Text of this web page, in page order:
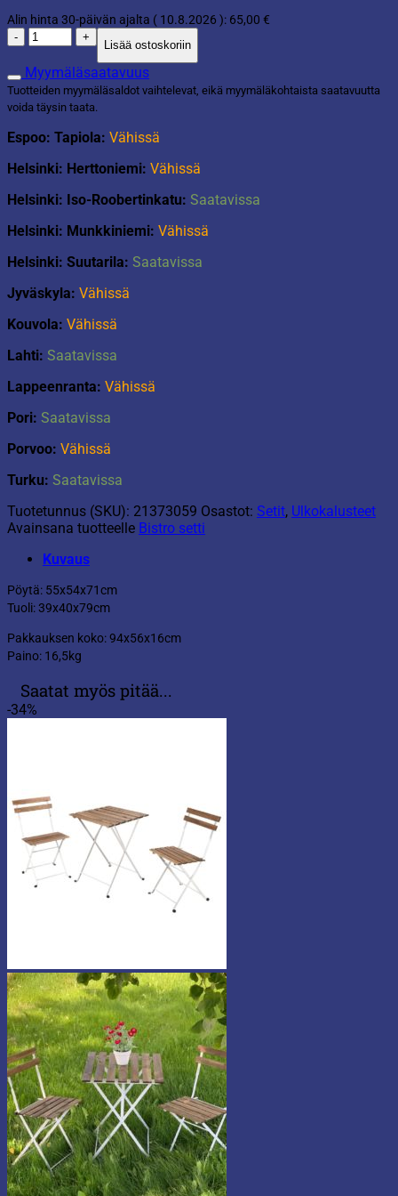
Alin hinta 30-päivän ajalta ( 10.8.2026 ): 65,00 €
Puutarhakaluste
bistrosetti
määrä
Lisää ostoskoriin
Myymäläsaatavuus
Tuotteiden myymäläsaldot vaihtelevat, eikä myymäläkohtaista saatavuutta
voida täysin taata.
Espoo: Tapiola: Vähissä
Helsinki: Herttoniemi: Vähissä
Helsinki: Iso-Roobertinkatu: Saatavissa
Helsinki: Munkkiniemi: Vähissä
Helsinki: Suutarila: Saatavissa
Jyväskyla: Vähissä
Kouvola: Vähissä
Lahti: Saatavissa
Lappeenranta: Vähissä
Pori: Saatavissa
Porvoo: Vähissä
Turku: Saatavissa
Tuotetunnus (SKU): 21373059 Osastot: Setit, Ulkokalusteet
Avainsana tuotteelle Bistro setti
Kuvaus
Pöytä: 55x54x71cm
Tuoli: 39x40x79cm
Pakkauksen koko: 94x56x16cm
Paino: 16,5kg
Saatat myös pitää...
-34%